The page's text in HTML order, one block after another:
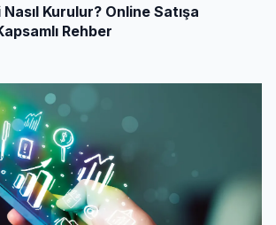
Kurulur? Online Satışa
Rehber